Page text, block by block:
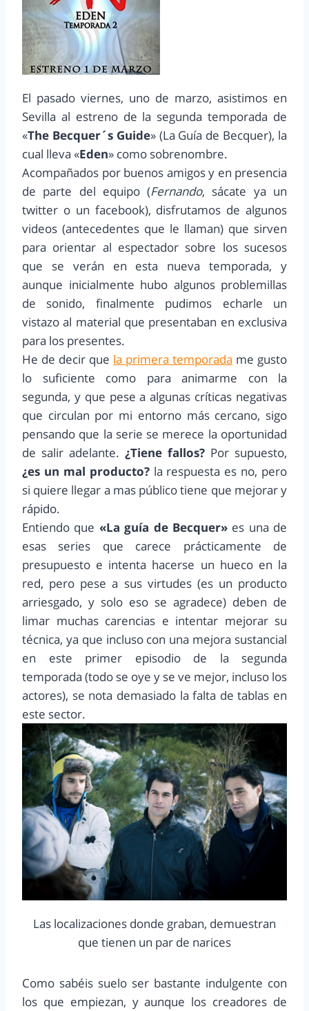
El pasado viernes, uno de marzo, asistimos en
Sevilla al estreno de la segunda temporada de
«The Becquer´s Guide» (La Guía de Becquer), la
cual lleva «Eden» como sobrenombre.
Acompañados por buenos amigos y en presencia
de parte del equipo (Fernando, sácate ya un
twitter o un facebook), disfrutamos de algunos
videos (antecedentes que le llaman) que sirven
para orientar al espectador sobre los sucesos
que se verán en esta nueva temporada, y
aunque inicialmente hubo algunos problemillas
de sonido, finalmente pudimos echarle un
vistazo al material que presentaban en exclusiva
para los presentes.
He de decir que la primera temporada me gusto
lo suficiente como para animarme con la
segunda, y que pese a algunas críticas negativas
que circulan por mi entorno más cercano, sigo
pensando que la serie se merece la oportunidad
de salir adelante. ¿Tiene fallos? Por supuesto,
¿es un mal producto?la respuesta es no, pero
si quiere llegar a mas público tiene que mejorar y
rápido.
Entiendo que «La guía de Becquer»es una de
esas series que carece prácticamente de
presupuesto e intenta hacerse un hueco en la
red, pero pese a sus virtudes (es un producto
arriesgado, y solo eso se agradece) deben de
limar muchas carencias e intentar mejorar su
técnica, ya que incluso con una mejora sustancial
en este primer episodio de la segunda
temporada (todo se oye y se ve mejor, incluso los
actores), se nota demasiado la falta de tablas en
este sector.
Las localizaciones donde graban, demuestran
que tienen un par de narices
Como sabéis suelo ser bastante indulgente con
los que empiezan, y aunque los creadores de